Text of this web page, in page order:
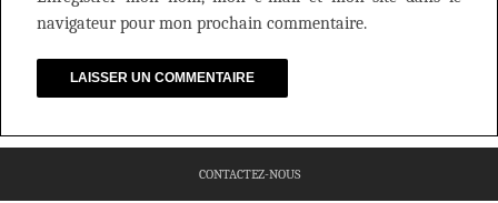
navigateur pour mon prochain commentaire.
CONTACTEZ-NOUS